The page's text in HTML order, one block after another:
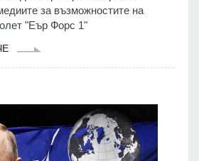
за възможностите на
"Еър Форс 1"